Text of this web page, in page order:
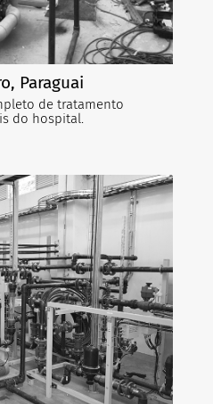
Paraguai
de tratamento
do hospital.